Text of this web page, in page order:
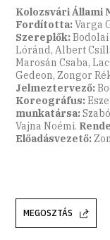
Kolozsvári Állami
Fordította:Varga
Szereplők:Bodolai
Lóránd, Albert
Marosán Csaba,
Gedeon, Zongor
Jelmeztervező:
Koreográfus:
munkatársa:
Vajna Noémi.
Előadásvezető:
MEGOSZTÁS